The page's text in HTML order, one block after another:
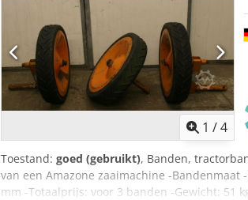
1 /4
Toestand: goed (gebruikt), Banden,
van een Amazone zaaimachine -
mm -Totaalprijs: voor 3 banden -Gewicht: 51